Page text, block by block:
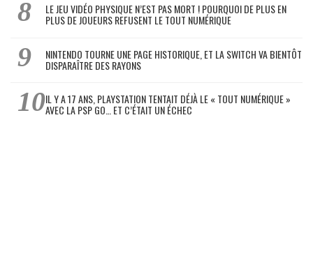
LE JEU VIDÉO PHYSIQUE N’EST PAS MORT ! POURQUOI DE PLUS EN
PLUS DE JOUEURS REFUSENT LE TOUT NUMÉRIQUE
NINTENDO TOURNE UNE PAGE HISTORIQUE, ET LA SWITCH VA BIENTÔT
DISPARAÎTRE DES RAYONS
IL Y A 17 ANS, PLAYSTATION TENTAIT DÉJÀ LE « TOUT NUMÉRIQUE »
AVEC LA PSP GO… ET C’ÉTAIT UN ÉCHEC